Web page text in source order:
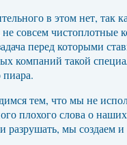
в этом нет, так
совсем чистоплотные
перед которыми
компаний такой
пиара.
тем, что мы не
плохого слова о
разрушать, мы создаем